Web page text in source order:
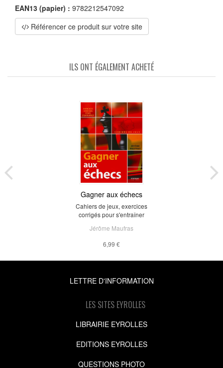
EAN13 (papier) : 9782212547092
Référencer ce produit sur votre site
ILS ONT ÉGALEMENT ACHETÉ
Gagner aux échecs
Cahiers de jeux, exercices
corrigés pour s'entraîner
Jérôme Maufras
6,99 €
LETTRE D'INFORMATION
LES SITES EYROLLES
LIBRAIRIE EYROLLES
EDITIONS EYROLLES
QUESTIONS PHOTO